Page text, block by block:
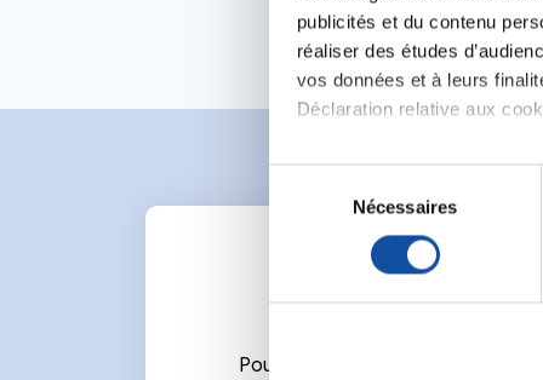
publicités et du contenu
réaliser des études
vos données et à leurs
Déclaration relative aux
Si vous le permettez, nous
Collecter des
digitales).
Pour en savoir plus sur le
. Vous pouvez
é
Nécessaires
Pour écrire un commentaire ou